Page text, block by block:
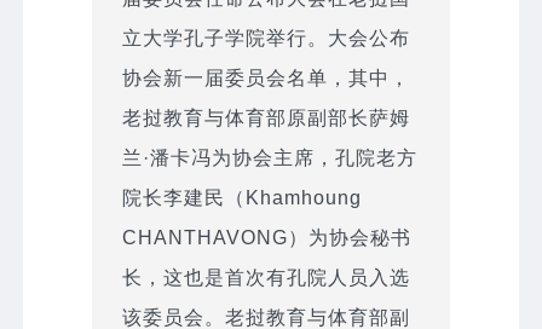
立大学孔子学院举行。大会公布
协会新一届委员会名单，其中，
老挝教育与体育部原副部长萨姆
兰·潘卡冯为协会主席，孔院老方
院长李建民（Khamhoung
CHANTHAVONG）为协会秘书
长，这也是首次有孔院人员入选
该委员会。老挝教育与体育部副